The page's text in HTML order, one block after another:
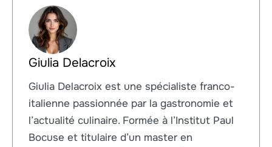
Giulia Delacroix
Giulia Delacroix est une spécialiste franco-
italienne passionnée par la gastronomie et
l’actualité culinaire. Formée à l’Institut Paul
Bocuse et titulaire d’un master en